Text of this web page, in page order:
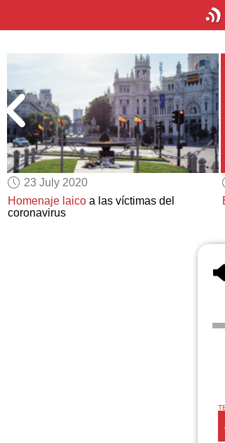
23 July 2020
Homenaje laico a las víctimas del
coronavirus